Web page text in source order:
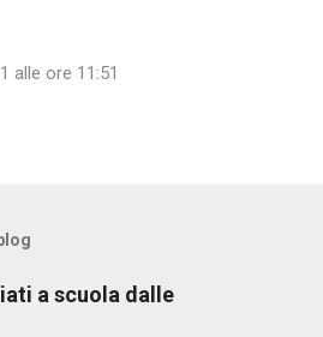
alle ore 11:51
a scuola dalle